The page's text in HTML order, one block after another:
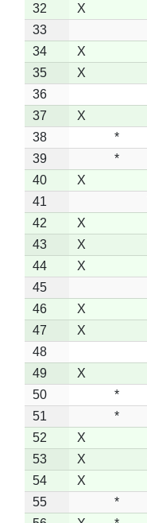
32
X
33
34
X
35
X
36
37
X
38
*
39
*
40
X
41
42
X
43
X
44
X
45
46
X
47
X
48
49
X
50
*
51
*
52
X
53
X
54
X
55
*